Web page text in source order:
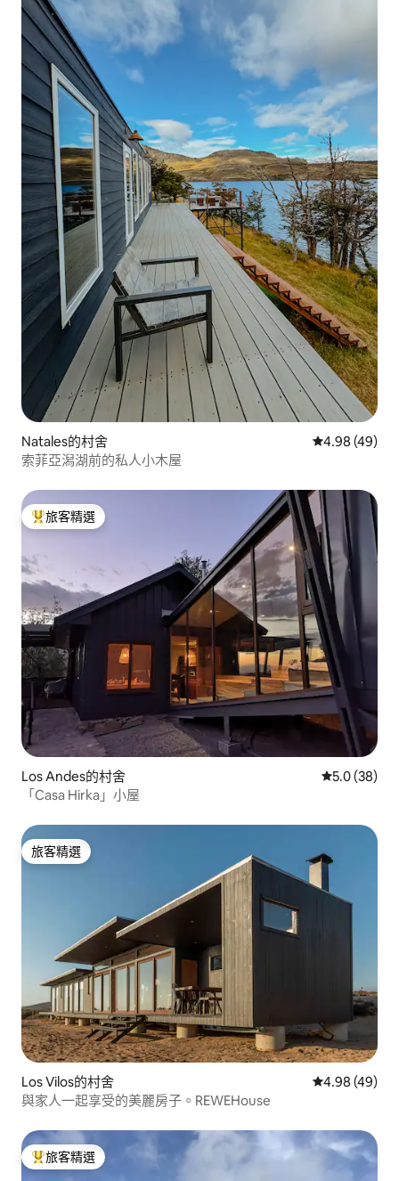
Natales的村舍 從 49 則評價
4.98 (49)
索菲亞潟湖前的私人小木屋
旅客精選榜首
旅客精選
Los Andes的村舍 從 38 則評
5.0 (38)
「Casa Hirka」小屋
旅客精選
旅客精選
Los Vilos的村舍 從 49 則評價
4.98 (49)
與家人一起享受的美麗房子。REWEHouse
旅客精選榜首
旅客精選